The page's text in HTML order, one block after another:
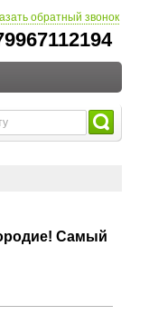
обратный звонок
Самый